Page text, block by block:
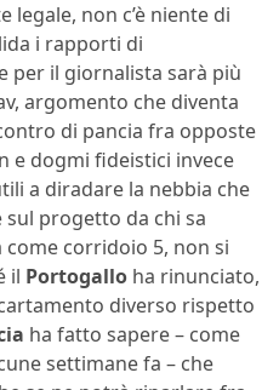
legale, non c’è niente di
i rapporti di
per il giornalista sarà più
argomento che diventa
di pancia fra opposte
e dogmi fideistici invece
a diradare la nebbia che
progetto da chi sa
come corridoio 5, non si
il Portogallo ha rinunciato,
diverso rispetto
ha fatto sapere – come
settimane fa – che